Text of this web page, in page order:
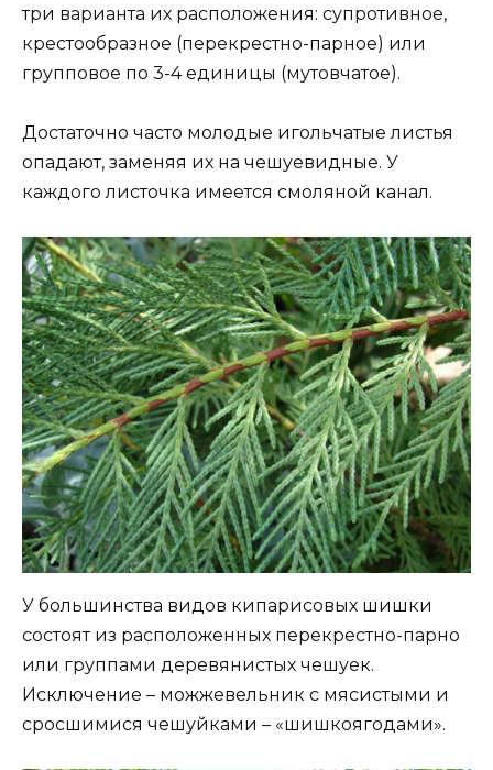
три варианта их расположения: супротивное,
крестообразное (перекрестно-парное) или
групповое по 3-4 единицы (мутовчатое).
Достаточно часто молодые игольчатые листья
опадают, заменяя их на чешуевидные. У
каждого листочка имеется смоляной канал.
У большинства видов кипарисовых шишки
состоят из расположенных перекрестно-парно
или группами деревянистых чешуек.
Исключение – можжевельник с мясистыми и
сросшимися чешуйками – «шишкоягодами».